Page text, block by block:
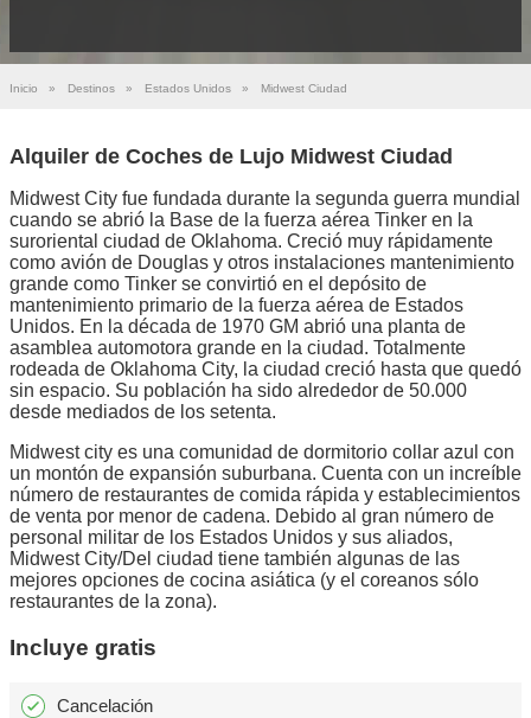
Inicio » Destinos » Estados Unidos » Midwest Ciudad
Alquiler de Coches de Lujo Midwest Ciudad
Midwest City fue fundada durante la segunda guerra mundial
cuando se abrió la Base de la fuerza aérea Tinker en la
suroriental ciudad de Oklahoma. Creció muy rápidamente
como avión de Douglas y otros instalaciones mantenimiento
grande como Tinker se convirtió en el depósito de
mantenimiento primario de la fuerza aérea de Estados
Unidos. En la década de 1970 GM abrió una planta de
asamblea automotora grande en la ciudad. Totalmente
rodeada de Oklahoma City, la ciudad creció hasta que quedó
sin espacio. Su población ha sido alrededor de 50.000
desde mediados de los setenta.
Midwest city es una comunidad de dormitorio collar azul con
un montón de expansión suburbana. Cuenta con un increíble
número de restaurantes de comida rápida y establecimientos
de venta por menor de cadena. Debido al gran número de
personal militar de los Estados Unidos y sus aliados,
Midwest City/Del ciudad tiene también algunas de las
mejores opciones de cocina asiática (y el coreanos sólo
restaurantes de la zona).
Incluye gratis
Cancelación